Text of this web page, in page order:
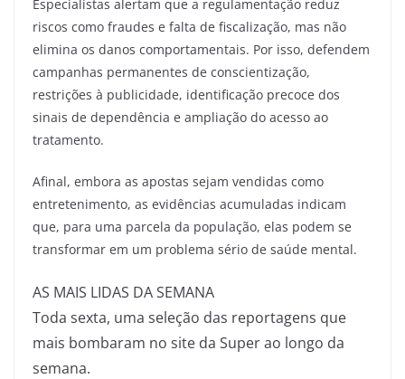
Especialistas alertam que a regulamentação reduz
riscos como fraudes e falta de fiscalização, mas não
elimina os danos comportamentais. Por isso, defendem
campanhas permanentes de conscientização,
restrições à publicidade, identificação precoce dos
sinais de dependência e ampliação do acesso ao
tratamento.
Afinal, embora as apostas sejam vendidas como
entretenimento, as evidências acumuladas indicam
que, para uma parcela da população, elas podem se
transformar em um problema sério de saúde mental.
AS MAIS LIDAS DA SEMANA
Toda sexta, uma seleção das reportagens que
mais bombaram no site da Super ao longo da
semana.